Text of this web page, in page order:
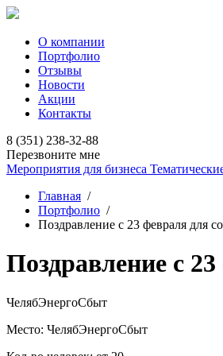
О компании
Портфолио
Отзывы
Новости
Акции
Контакты
8 (351) 238-32-88
Перезвоните мне
Мероприятия для бизнеса
Главная /
Портфолио /
Поздравление с 23 февраля для
Поздравление с
ЧелябЭнергоСбыт
Место: ЧелябЭнергоСбыт